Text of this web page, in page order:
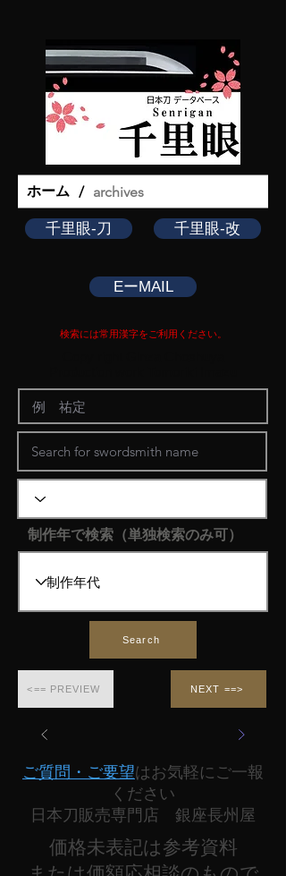
ホーム / archives
千里眼-刀 千里眼-改
EーMAIL
検索には常用漢字をご利用ください。
制作年で検索（単独検索のみ可）
Search
<== PREVIEW NEXT ==>
ご質問・ご要望はお気軽にご一報
ください
日本刀販売専門店 銀座長州屋
​価格未表記は参考資料